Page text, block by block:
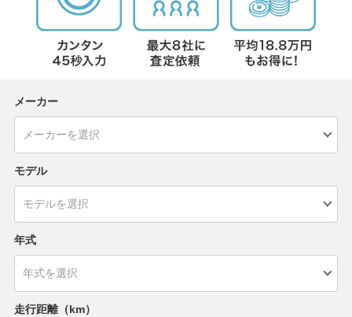
メーカー
モデル
年式
走行距離（km）